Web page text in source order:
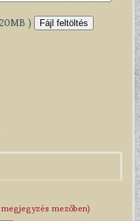
)
Fájl feltöltés
mezőben)